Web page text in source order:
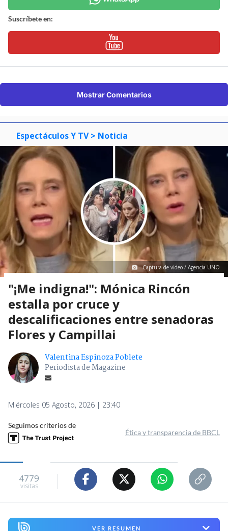
Mostrar Comentarios
Espectáculos Y TV> Noticia
"¡Me indigna!": Mónica Rincón
estalla por cruce y
Flores y Campillai
Valentina Espinoza Poblete
Periodista de Magazine
Miércoles 05 Agosto, 2026 | 23:40